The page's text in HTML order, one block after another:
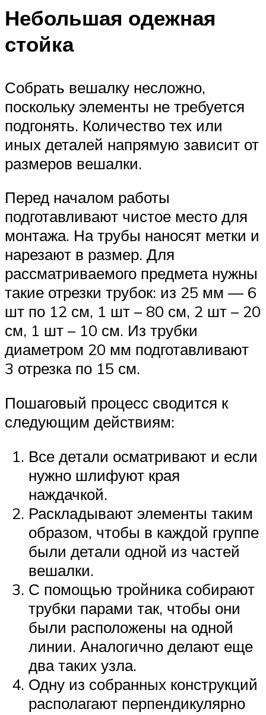
Небольшая одежная
стойка
Собрать вешалку несложно,
поскольку элементы не требуется
подгонять. Количество тех или
иных деталей напрямую зависит от
размеров вешалки.
Перед началом работы
подготавливают чистое место для
монтажа. На трубы наносят метки и
нарезают в размер. Для
рассматриваемого предмета нужны
такие отрезки трубок: из 25 мм — 6
шт по 12 см, 1 шт – 80 см, 2 шт – 20
см, 1 шт – 10 см. Из трубки
диаметром 20 мм подготавливают
3 отрезка по 15 см.
Пошаговый процесс сводится к
следующим действиям:
Все детали осматривают и если
нужно шлифуют края
наждачкой.
Раскладывают элементы таким
образом, чтобы в каждой группе
были детали одной из частей
вешалки.
С помощью тройника собирают
трубки парами так, чтобы они
были расположены на одной
линии. Аналогично делают еще
два таких узла.
Одну из собранных конструкций
располагают перпендикулярно